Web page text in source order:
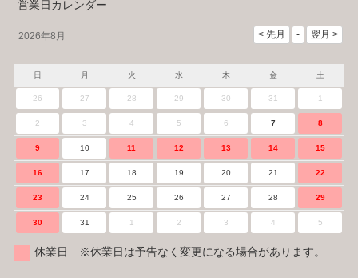
営業日カレンダー
2026年8月
日 月 火 水 木 金 土
26 27 28 29 30 31 1
2 3 4 5 6 7 8
9 10 11 12 13 14 15
16 17 18 19 20 21 22
23 24 25 26 27 28 29
30 31 1 2 3 4 5
休業日 ※休業日は予告なく変更になる場合があります。